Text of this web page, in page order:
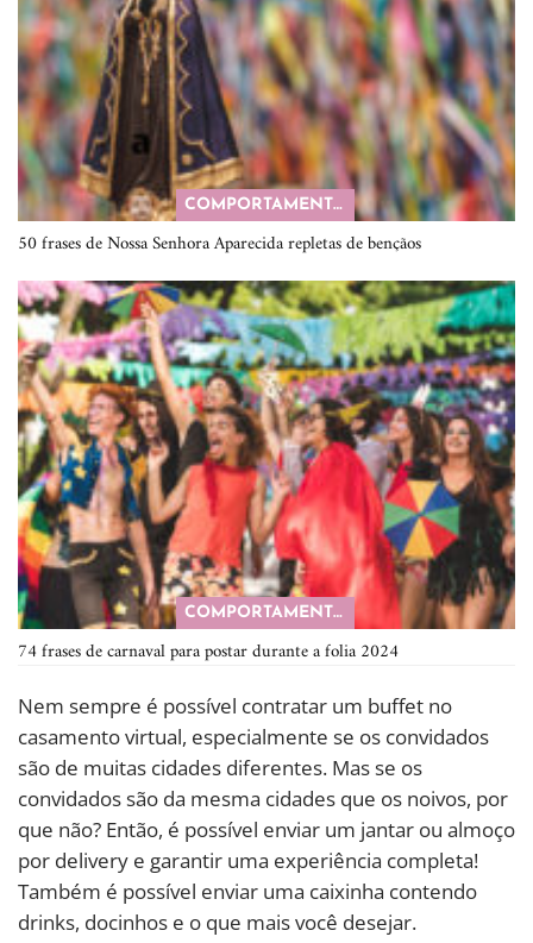
COMPORTAMENTO
50 frases de Nossa Senhora Aparecida repletas de bençãos
COMPORTAMENTO
74 frases de carnaval para postar durante a folia 2024
Nem sempre é possível contratar um buffet no
casamento virtual, especialmente se os convidados
são de muitas cidades diferentes. Mas se os
convidados são da mesma cidades que os noivos, por
que não? Então, é possível enviar um jantar ou almoço
por delivery e garantir uma experiência completa!
Também é possível enviar uma caixinha contendo
drinks, docinhos e o que mais você desejar.